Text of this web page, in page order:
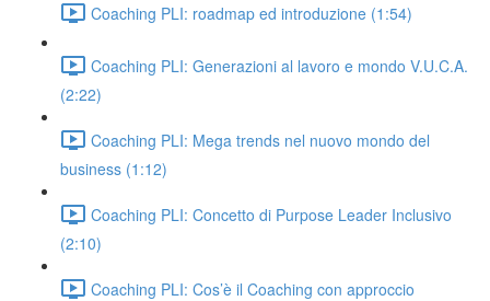
Coaching PLI: roadmap ed introduzione (1:54)
Coaching PLI: Generazioni al lavoro e mondo V.U.C.A.
(2:22)
Coaching PLI: Mega trends nel nuovo mondo del
business (1:12)
Coaching PLI: Concetto di Purpose Leader Inclusivo
(2:10)
Coaching PLI: Cos’è il Coaching con approccio